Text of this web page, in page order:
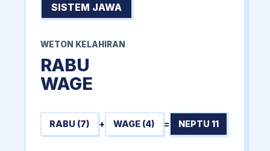
SISTEM JAWA
WETON KELAHIRAN
RABU
WAGE
RABU (7) + WAGE (4) = NEPTU 11